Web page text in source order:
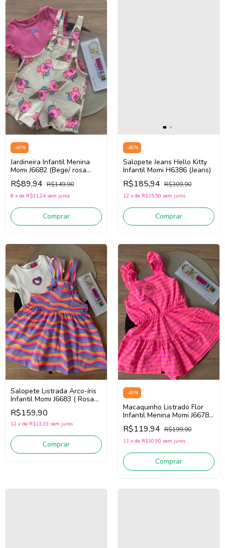
-40%
Jardineira Infantil Menina
Momi J6682 (Bege/ rosa
PinK)
R$89,94 R$149,90
8 x de R$11,24 sem juros
Comprar
-40%
Salopete Jeans Hello Kitty
Infantil Momi H6386 (Jeans)
R$185,94 R$309,90
12 x de R$15,50 sem juros
Comprar
Salopete Listrada Arco-íris
Infantil Momi J6683 ( Rosa
Pink Neon ,Lilás, Azul e
Amarelo) Grazy kids
R$159,90
12 x de R$13,33 sem juros
Comprar
-40%
Macaquinho Listrado Flor
Infantil Menina Momi J6678 –
Rosa Pink Neon | Grazy Kids
R$119,94 R$199,90
11 x de R$10,90 sem juros
Comprar